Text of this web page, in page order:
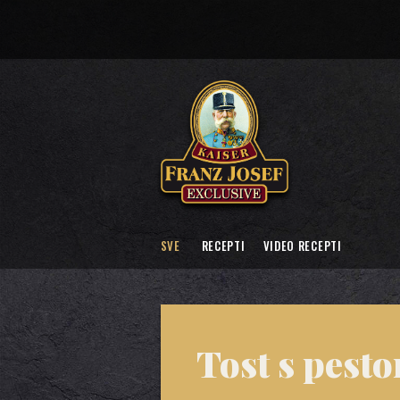
SVE RECEPTI VIDEO RECEPTI
Tost s